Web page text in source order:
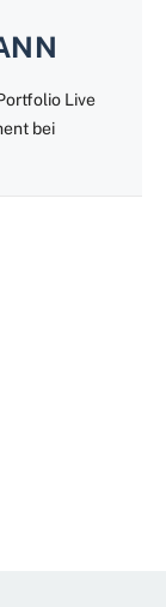
Live
bei